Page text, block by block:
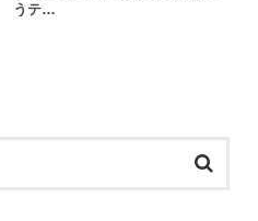
うテ…